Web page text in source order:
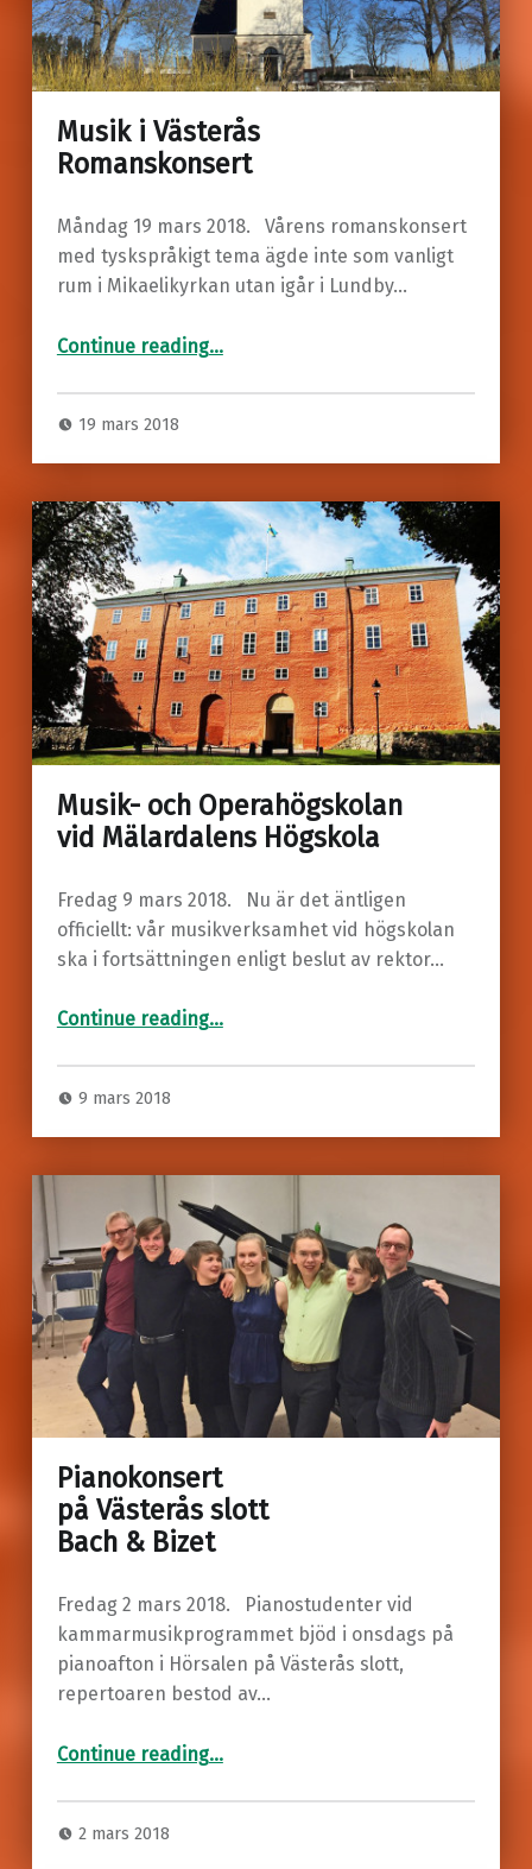
Musik i Västerås
Romanskonsert
Måndag 19 mars 2018. Vårens romanskonsert
med tyskspråkigt tema ägde inte som vanligt
rum i Mikaelikyrkan utan igår i Lundby…
Continue reading…
19 mars 2018
Musik- och Operahögskolan
vid Mälardalens Högskola
Fredag 9 mars 2018. Nu är det äntligen
officiellt: vår musikverksamhet vid högskolan
ska i fortsättningen enligt beslut av rektor…
Continue readingvid Mälardalens Högskola”
…
9 mars 2018
Pianokonsert
på Västerås slott
Bach & Bizet
Fredag 2 mars 2018. Pianostudenter vid
kammarmusikprogrammet bjöd i onsdags på
pianoafton i Hörsalen på Västerås slott,
repertoaren bestod av…
Continue reading
på Västerås slott
Bach & Bizet”
…
2 mars 2018